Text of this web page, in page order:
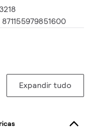
871155979851600
Expandir tudo